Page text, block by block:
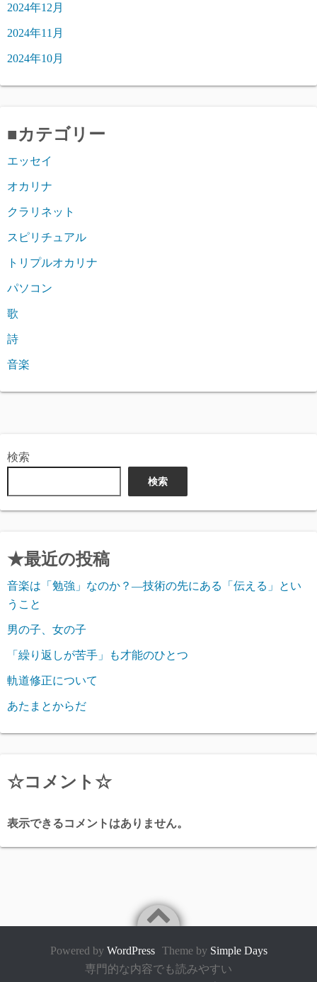
2024年12月
2024年11月
2024年10月
■カテゴリー
エッセイ
オカリナ
クラリネット
スピリチュアル
トリプルオカリナ
パソコン
歌
詩
音楽
検索
検索
★最近の投稿
音楽は「勉強」なのか？―技術の先にある「伝える」とい
うこと
男の子、女の子
「繰り返しが苦手」も才能のひとつ
軌道修正について
あたまとからだ
☆コメント☆
表示できるコメントはありません。
Powered by WordPress Theme by Simple Days
専門的な内容でも読みやすい